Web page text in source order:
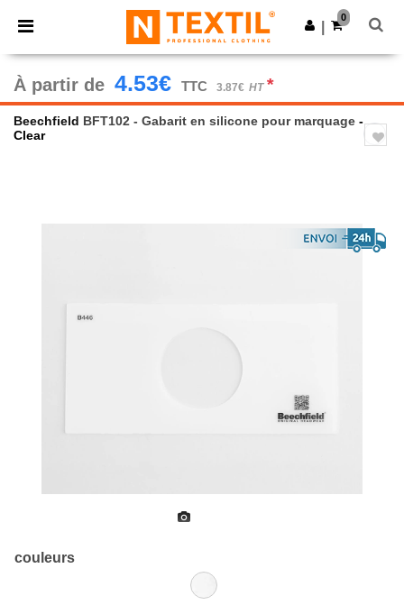
× Appli Ntextil
Meilleurs prix sur l’app !
Obtenir l'appli
0
À partir de 4.53€ TTC 3.87€ HT *
Beechfield BFT102 - Gabarit en silicone pour marquage -
Clear
couleurs